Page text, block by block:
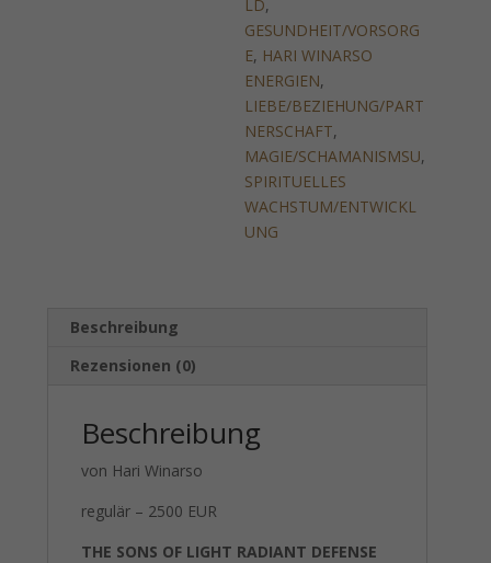
Lichts)
Menge
LD,
GESUNDHEIT/VORSORG
E, HARI WINARSO
ENERGIEN,
LIEBE/BEZIEHUNG/PART
NERSCHAFT,
MAGIE/SCHAMANISMSU,
SPIRITUELLES
WACHSTUM/ENTWICKL
UNG
Beschreibung
Rezensionen (0)
Beschreibung
von Hari Winarso
regulär – 2500 EUR
THE SONS OF LIGHT RADIANT DEFENSE